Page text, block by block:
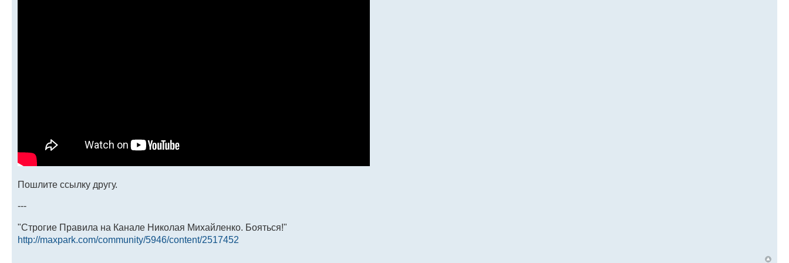
Пошлите ссылку другу.
---
"Строгие Правила на Канале Николая Михайленко. Бояться!"
http://maxpark.com/community/5946/content/2517452